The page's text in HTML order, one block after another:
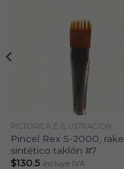
PICTÓRICA E ILUSTRACIÓN
Pincel Rex S-2000, rake
sintético taklón #7
$130.5 incluye IVA